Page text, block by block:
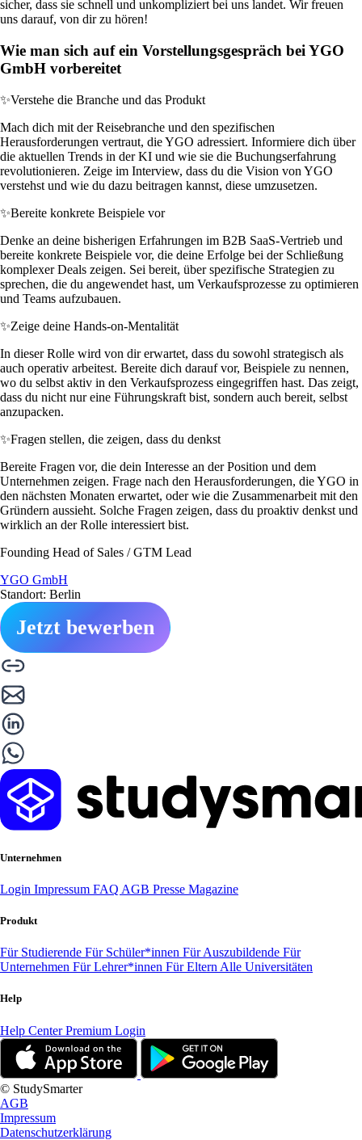
sicher, dass sie schnell und unkompliziert bei uns landet. Wir freuen
uns darauf, von dir zu hören!
Wie man sich auf ein Vorstellungsgespräch bei YGO
GmbH vorbereitet
✨Verstehe die Branche und das Produkt
Mach dich mit der Reisebranche und den spezifischen
Herausforderungen vertraut, die YGO adressiert. Informiere dich über
die aktuellen Trends in der KI und wie sie die Buchungserfahrung
revolutionieren. Zeige im Interview, dass du die Vision von YGO
verstehst und wie du dazu beitragen kannst, diese umzusetzen.
✨Bereite konkrete Beispiele vor
Denke an deine bisherigen Erfahrungen im B2B SaaS-Vertrieb und
bereite konkrete Beispiele vor, die deine Erfolge bei der Schließung
komplexer Deals zeigen. Sei bereit, über spezifische Strategien zu
sprechen, die du angewendet hast, um Verkaufsprozesse zu optimieren
und Teams aufzubauen.
✨Zeige deine Hands-on-Mentalität
In dieser Rolle wird von dir erwartet, dass du sowohl strategisch als
auch operativ arbeitest. Bereite dich darauf vor, Beispiele zu nennen,
wo du selbst aktiv in den Verkaufsprozess eingegriffen hast. Das zeigt,
dass du nicht nur eine Führungskraft bist, sondern auch bereit, selbst
anzupacken.
✨Fragen stellen, die zeigen, dass du denkst
Bereite Fragen vor, die dein Interesse an der Position und dem
Unternehmen zeigen. Frage nach den Herausforderungen, die YGO in
den nächsten Monaten erwartet, oder wie die Zusammenarbeit mit den
Gründern aussieht. Solche Fragen zeigen, dass du proaktiv denkst und
wirklich an der Rolle interessiert bist.
Founding Head of Sales / GTM Lead
YGO GmbH
Standort: Berlin
Jetzt bewerben
Unternehmen
Login Impressum FAQ AGB Presse Magazine
Produkt
Für Studierende Für Schüler*innen Für Auszubildende Für
Unternehmen Für Lehrer*innen Für Eltern Alle Universitäten
Help
Help CenterPremium Login
© StudySmarter
AGB
Impressum
Datenschutzerklärung